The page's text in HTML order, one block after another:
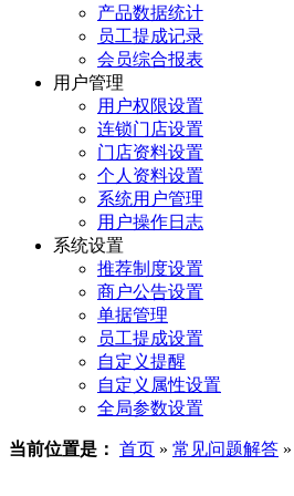
产品数据统计
员工提成记录
会员综合报表
用户管理
用户权限设置
连锁门店设置
门店资料设置
个人资料设置
系统用户管理
用户操作日志
系统设置
推荐制度设置
商户公告设置
单据管理
员工提成设置
自定义提醒
自定义属性设置
全局参数设置
当前位置是： 首页 » 常见问题解答 »